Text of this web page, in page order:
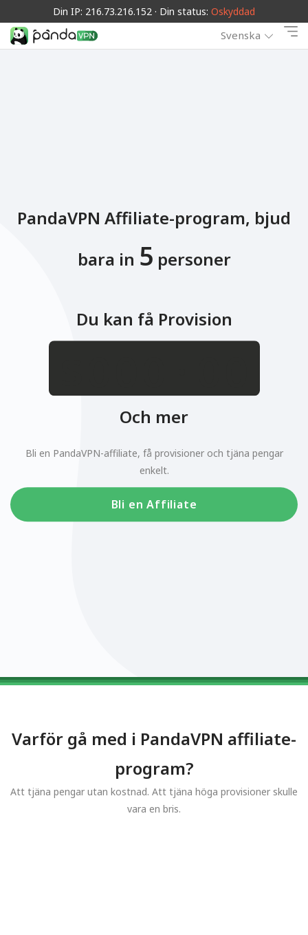
Din IP: 216.73.216.152 · Din status: Oskyddad
Svenska
PandaVPN Affiliate-program, bjud
bara in 5 personer
Du kan få Provision
012345678901234567890123456789.01234567890123456789
Och mer
Bli en PandaVPN-affiliate, få provisioner och tjäna pengar
enkelt.
Bli en Affiliate
Varför gå med i PandaVPN affiliate-
program?
Att tjäna pengar utan kostnad. Att tjäna höga provisioner skulle
vara en bris.